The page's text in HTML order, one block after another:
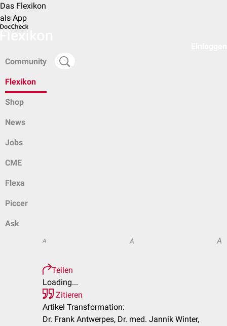
Das Flexikon
als App
Community
Flexikon
Shop
News
Jobs
CME
Flexa
Piccer
Ask
A A A
Teilen
Loading...
Zitieren
Artikel Transformation:
Dr. Frank Antwerpes, Dr. med. Jannik Winter,